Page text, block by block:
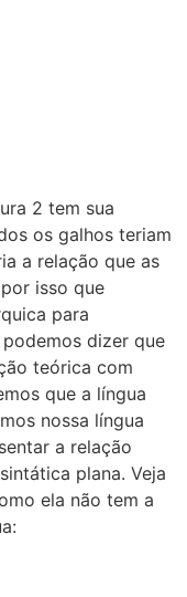
2 tem sua
os galhos teriam
a relação que as
isso que
para
dizer que
teórica com
que a língua
nossa língua
a relação
plana. Veja
ela não tem a